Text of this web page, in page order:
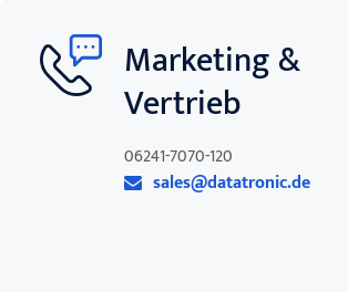
Marketing &
Vertrieb
06241-7070-120
sales@datatronic.de